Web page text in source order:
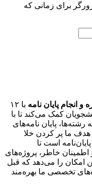
برای زمانی که
انجام پایان نامه
با ۱۲
کمک می‌کند تا با
رشته‌ها، پایان نامه‌های
هدف ما پر کردن خلا
است تا
اطمینان خاطر، پروژه‌های
امکان را می‌دهد که قبل
تخصصی ما بهره‌مند